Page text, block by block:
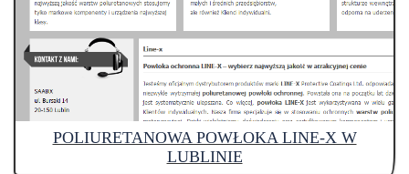
POLIURETANOWA POWŁOKA LINE-X W
LUBLINIE